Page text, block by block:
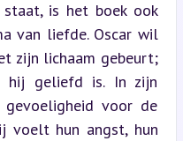
is het boek ook
van liefde. Oscar wil
zijn lichaam gebeurt;
geliefd is. In zijn
voor de
voelt hun angst, hun